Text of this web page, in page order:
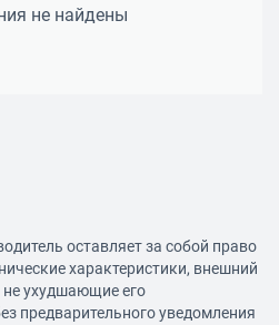
не найдены
оставляет за собой право
характеристики, внешний
ухудшающие его
предварительного уведомления